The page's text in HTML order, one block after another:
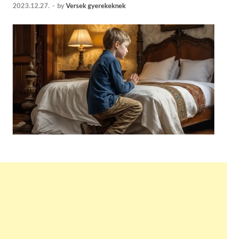
2023.12.27. - byVersek gyerekeknek